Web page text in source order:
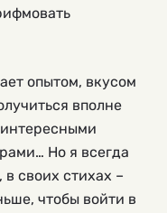
опытом, вкусом
вполне
Но я всегда
своих стихах –
чтобы войти в